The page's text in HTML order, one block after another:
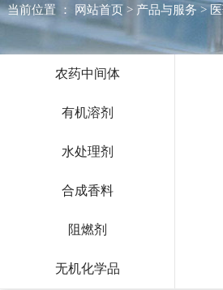
当前位置 ： 网站首页> 产品与服务 >
农药中间体
有机溶剂
水处理剂
合成香料
阻燃剂
无机化学品